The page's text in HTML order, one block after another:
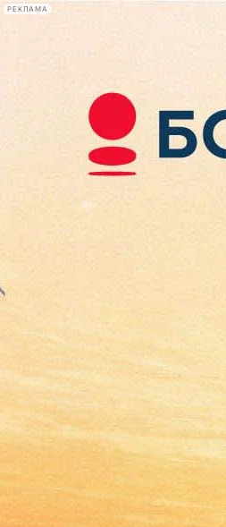
РЕКЛАМА
Сегодня:
2026.08.08
00:59
Афиша Plus